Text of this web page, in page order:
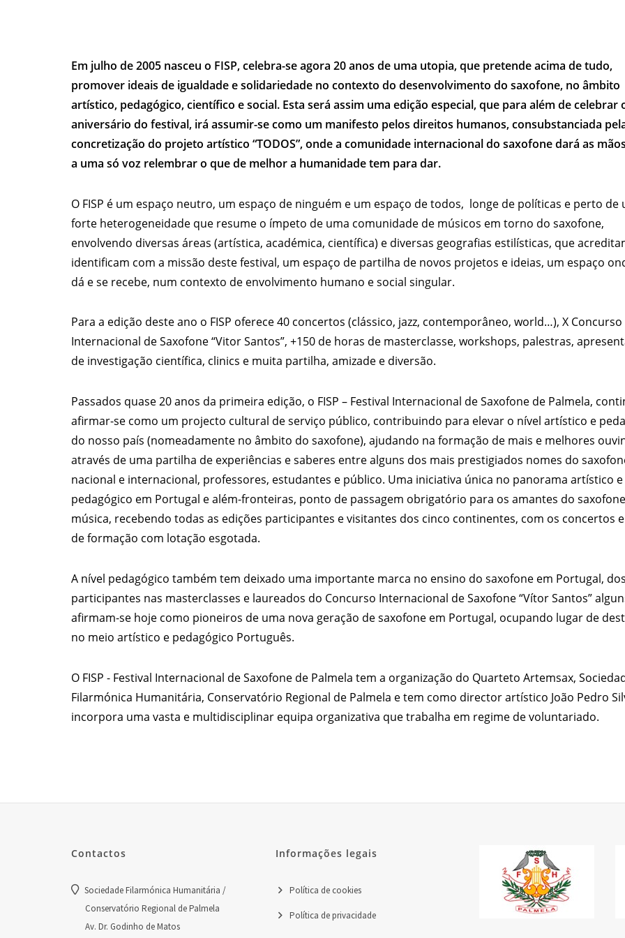
Em julho de 2005 nasceu o FISP, celebra-se agora 20 anos de uma utopia, que pretende acima de tudo,
promover ideais de igualdade e solidariedade no contexto do desenvolvimento do saxofone, no âmbito
artístico, pedagógico, científico e social. Esta será assim uma edição especial, que para além de celebrar
aniversário do festival, irá assumir-se como um manifesto pelos direitos humanos, consubstanciada
concretização do projeto artístico “TODOS”, onde a comunidade internacional do saxofone dará as
a uma só voz relembrar o que de melhor a humanidade tem para dar.
O FISP é um espaço neutro, um espaço de ninguém e um espaço de todos, longe de políticas e perto de
forte heterogeneidade que resume o ímpeto de uma comunidade de músicos em torno do saxofone,
envolvendo diversas áreas (artística, académica, científica) e diversas geografias estilísticas, que
identificam com a missão deste festival, um espaço de partilha de novos projetos e ideias, um espaço
dá e se recebe, num contexto de envolvimento humano e social singular.
Para a edição deste ano o FISP oferece 40 concertos (clássico, jazz, contemporâneo, world…), X Concurso
Internacional de Saxofone “Vitor Santos”, +150 de horas de masterclasse, workshops, palestras,
de investigação científica, clinics e muita partilha, amizade e diversão.
Passados quase 20 anos da primeira edição, o FISP – Festival Internacional de Saxofone de Palmela,
afirmar-se como um projecto cultural de serviço público, contribuindo para elevar o nível artístico e
do nosso país (nomeadamente no âmbito do saxofone), ajudando na formação de mais e melhores
através de uma partilha de experiências e saberes entre alguns dos mais prestigiados nomes do
nacional e internacional, professores, estudantes e público. Uma iniciativa única no panorama artístico e
pedagógico em Portugal e além-fronteiras, ponto de passagem obrigatório para os amantes do
música, recebendo todas as edições participantes e visitantes dos cinco continentes, com os concertos
de formação com lotação esgotada.
A nível pedagógico também tem deixado uma importante marca no ensino do saxofone em Portugal,
participantes nas masterclasses e laureados do Concurso Internacional de Saxofone “Vítor Santos”
afirmam-se hoje como pioneiros de uma nova geração de saxofone em Portugal, ocupando lugar de
no meio artístico e pedagógico Português.
O FISP - Festival Internacional de Saxofone de Palmela tem a organização do Quarteto Artemsax,
Filarmónica Humanitária, Conservatório Regional de Palmela e tem como director artístico João Pedro
incorpora uma vasta e multidisciplinar equipa organizativa que trabalha em regime de voluntariado.
Contactos
Sociedade Filarmónica Humanitária /
Conservatório Regional de Palmela
Av. Dr. Godinho de Matos
Informações legais
Política de cookies
Política de privacidade